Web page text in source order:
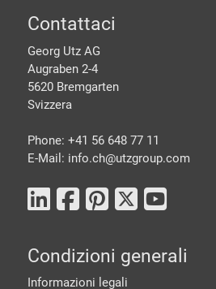
piè di pagine
Contattaci
Georg Utz AG
Augraben 2-4
5620 Bremgarten
Svizzera
Phone: +41 56 648 77 11
E-Mail: info.ch@utzgroup.com
Condizioni generali
Informazioni legali